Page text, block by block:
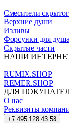
Смесители
Верхние души
Изливы
Форсунки для душа
Скрытые части
НАШИ
RUMIX.SHOP
REMER.SHOP
ДЛЯ
О нас
Реквизиты
+7 495 128 43 58